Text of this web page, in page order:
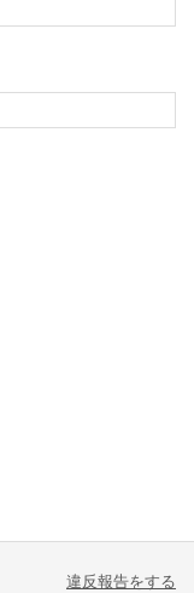
違反報告をする